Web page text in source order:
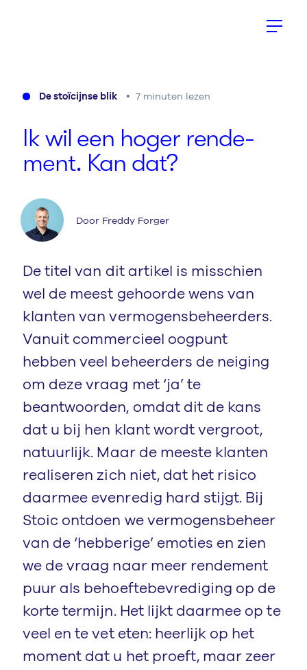
De stoïcijnse blik 7 minuten lezen
Ik wil een hoger ren­de­
ment. Kan dat?
Door Freddy Forger
De titel van dit artikel is misschien
wel de meest gehoorde wens van
klanten van vermogensbeheerders.
Vanuit commercieel oogpunt
hebben veel beheerders de neiging
om deze vraag met ‘ja’ te
beantwoorden, omdat dit de kans
dat u bij hen klant wordt vergroot,
natuurlijk. Maar de meeste klanten
realiseren zich niet, dat het risico
daarmee evenredig hard stijgt. Bij
Stoic ontdoen we vermogensbeheer
van de ‘hebberige’ emoties en zien
we de vraag naar meer rendement
puur als behoeftebevrediging op de
korte termijn. Het lijkt daarmee op te
veel en te vet eten: heerlijk op het
moment dat u het proeft, maar zeer